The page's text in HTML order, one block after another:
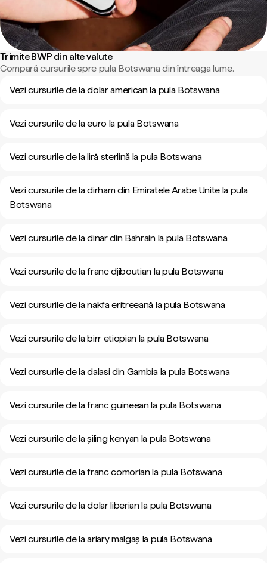
Trimite BWP din alte valute
Compară cursurile spre pula Botswana din întreaga lume.
Vezi cursurile de la dolar american la pula Botswana
Vezi cursurile de la euro la pula Botswana
Vezi cursurile de la liră sterlină la pula Botswana
Vezi cursurile de la dirham din Emiratele Arabe Unite la pula
Botswana
Vezi cursurile de la dinar din Bahrain la pula Botswana
Vezi cursurile de la franc djiboutian la pula Botswana
Vezi cursurile de la nakfa eritreeană la pula Botswana
Vezi cursurile de la birr etiopian la pula Botswana
Vezi cursurile de la dalasi din Gambia la pula Botswana
Vezi cursurile de la franc guineean la pula Botswana
Vezi cursurile de la șiling kenyan la pula Botswana
Vezi cursurile de la franc comorian la pula Botswana
Vezi cursurile de la dolar liberian la pula Botswana
Vezi cursurile de la ariary malgaș la pula Botswana